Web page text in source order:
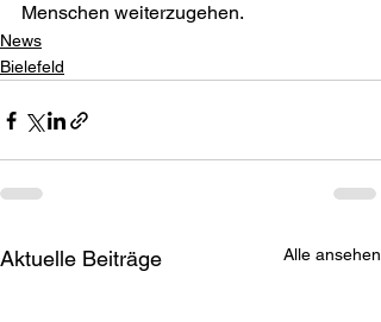
Menschen weiterzugehen.
News
Bielefeld
Aktuelle Beiträge Alle ansehen